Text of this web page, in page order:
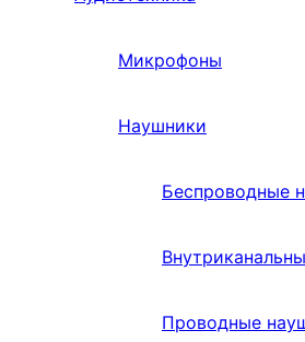
Микрофоны
Наушники
Беспроводные
Проводные